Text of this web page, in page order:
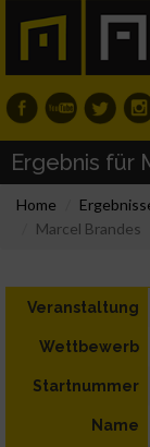
Ergebnis für
Home
Marcel Brandes
Veranstaltung
Wettbewerb
Startnummer
Name